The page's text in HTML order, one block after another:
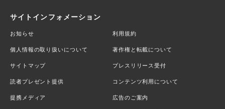
サイトインフォメーション
お知らせ 利用規約
個人情報の取り扱いについて 著作権と転載について
サイトマップ プレスリリース受付
読者プレゼント提供 コンテンツ利用について
提携メディア 広告のご案内